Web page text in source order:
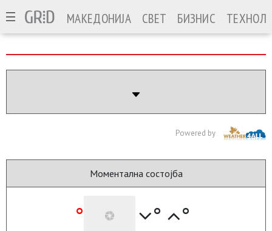
МАКЕДОНИЈА СВЕТ БИЗНИС
Powered by
Моментална состојба
° ° °